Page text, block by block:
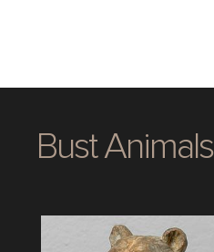
Bust Animals